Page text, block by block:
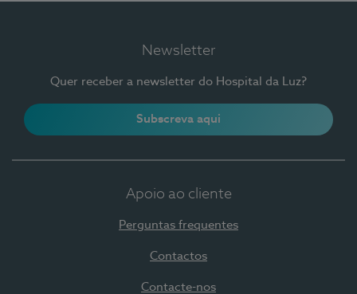
Newsletter
Quer receber a newsletter do Hospital da Luz?
Subscreva aqui
Apoio ao cliente
Perguntas frequentes
Contactos
Contacte-nos